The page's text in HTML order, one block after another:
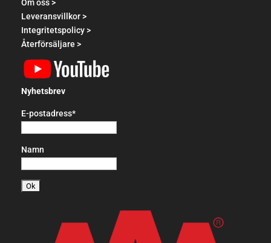
Om oss >
Leveransvillkor >
Integritetspolicy >
Återförsäljare >
Nyhetsbrev
E-postadress*
Namn